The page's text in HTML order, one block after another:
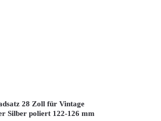
28 Zoll für Vintage
Silber poliert 122-126 mm